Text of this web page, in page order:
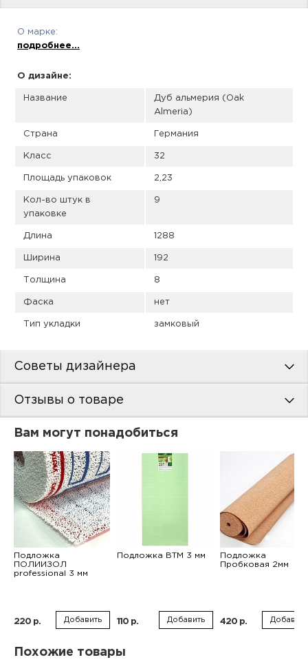
О марке:
подробнее...
О дизайне:
Название
Дуб альмерия (Oak
Almeria)
Страна Германия
Класс 32
Площадь упаковок 2,23
Кол-во штук в
упаковке
9
Длина 1288
Ширина 192
Толщина 8
Фаска нет
Тип укладки замковый
Советы дизайнера
Отзывы о товаре
Вам могут понадобиться
Подложка
ПОЛИИЗОЛ
professional 3 мм
220 р. Добавить
Подложка ВТМ 3 мм
110 р. Добавить
Подложка
Пробковая 2мм
420 р. Добавить
Похожие товары